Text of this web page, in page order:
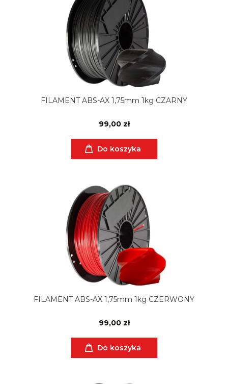
FILAMENT ABS-AX 1,75mm 1kg CZARNY
99,00 zł
Do koszyka
FILAMENT ABS-AX 1,75mm 1kg CZERWONY
99,00 zł
Do koszyka